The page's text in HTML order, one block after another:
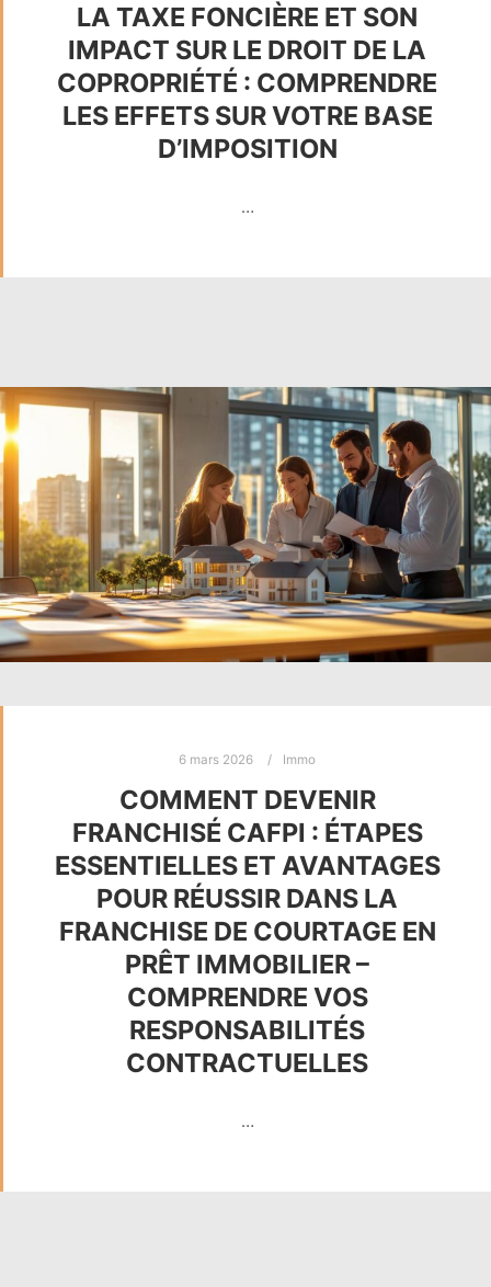
LA TAXE FONCIÈRE ET SON
IMPACT SUR LE DROIT DE LA
COPROPRIÉTÉ : COMPRENDRE
LES EFFETS SUR VOTRE BASE
D’IMPOSITION
…
6 mars 2026 Immo
COMMENT DEVENIR
FRANCHISÉ CAFPI : ÉTAPES
ESSENTIELLES ET AVANTAGES
POUR RÉUSSIR DANS LA
FRANCHISE DE COURTAGE EN
PRÊT IMMOBILIER –
COMPRENDRE VOS
RESPONSABILITÉS
CONTRACTUELLES
…